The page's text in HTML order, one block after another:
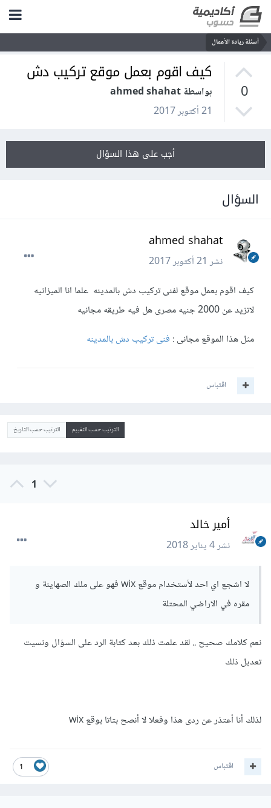
أسئلة ريادة الأعمال
0
كيف اقوم بعمل موقع تركيب دش
بواسطة ahmed shahat
21 أكتوبر 2017
أجب على هذا السؤال
السؤال
ahmed shahat
نشر21 أكتوبر 2017
كيف اقوم بعمل موقع لفنى تركيب دش بالمدينه علما انا الميزانيه
لاتزيد عن 2000 جنيه مصرى هل فيه طريقه مجانيه
مثل هذا الموقع مجانى : فنى تركيب دش بالمدينه
اقتباس
الترتيب حسب التقييم الترتيب حسب التاريخ
1
أمير خالد
نشر4 يناير 2018
لا اشجع اي احد لأستخدام موقع wix فهو على ملك الصهاينة و
مقره في الاراضي المحتلة
نعم كلامك صحيح .. لقد علمت ذلك بعد كتابة الرد على السؤال ونسيت
تعديل ذلك
لذلك أنا أعتذر عن ردى هذا وفعلا لا أنصح بتاتا بوقع wix
1 اقتباس